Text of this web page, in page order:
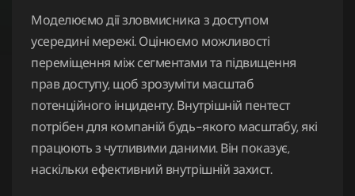
Моделюємо дії зловмисника з доступом
усередині мережі. Оцінюємо можливості
переміщення між сегментами та підвищення
прав доступу, щоб зрозуміти масштаб
потенційного інциденту. Внутрішній пентест
потрібен для компаній будь-якого масштабу, які
працюють з чутливими даними. Він показує,
наскільки ефективний внутрішній захист.
14.CheckBox тестування на
проникнення
15.Розширений пентест
16.Пентест бездротової мережі (Wi-Fi)
White-box пентест